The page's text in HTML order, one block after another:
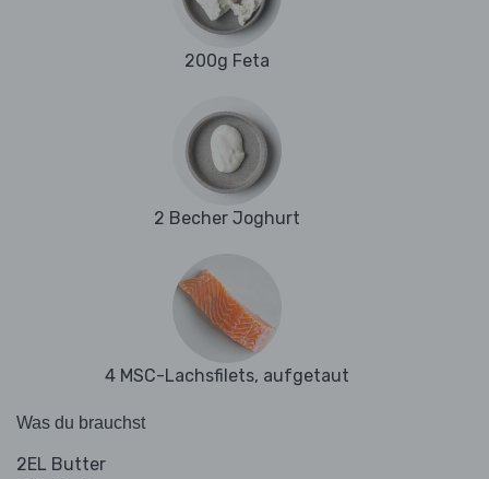
200g Feta
2 Becher Joghurt
4 MSC-Lachsfilets, aufgetaut
Was du brauchst
2EL Butter